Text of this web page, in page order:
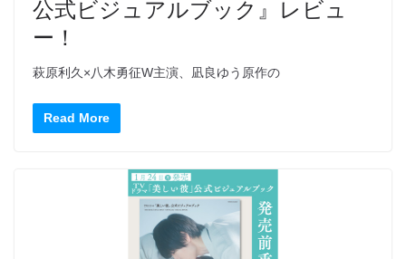
公式ビジュアルブック』レビュ
ー！
萩原利久×八木勇征W主演、凪良ゆう原作の
Read More